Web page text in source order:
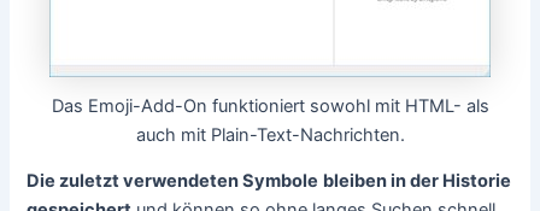
Das Emoji-Add-On funktioniert sowohl mit HTML- als
auch mit Plain-Text-Nachrichten.
Die zuletzt verwendeten Symbole bleiben in der Historie